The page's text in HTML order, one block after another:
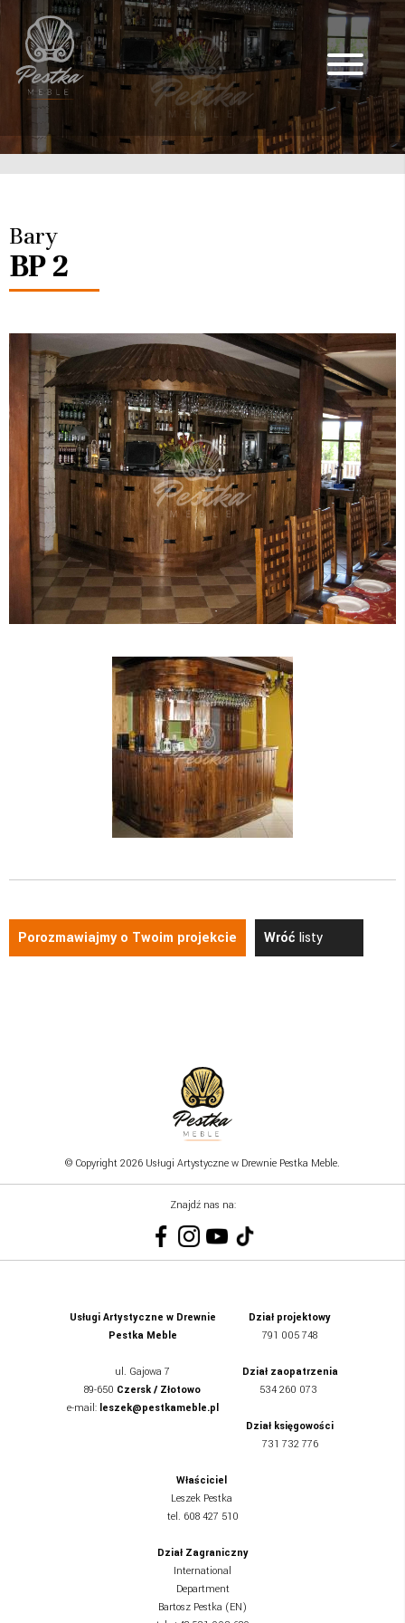
Bary
BP 2
Porozmawiajmy o Twoim projekcie Wróć listy
© Copyright 2026 Usługi Artystyczne w Drewnie Pestka Meble.
Znajdź nas na:
Usługi Artystyczne w Drewnie
Pestka Meble
ul. Gajowa 7
89-650 Czersk / Złotowo
e-mail: leszek@pestkameble.pl
Dział projektowy
791 005 748
Dział zaopatrzenia
534 260 073
Dział księgowości
731 732 776
Właściciel
Leszek Pestka
tel. 608 427 510
Dział Zagraniczny
International
Department
Bartosz Pestka (EN)